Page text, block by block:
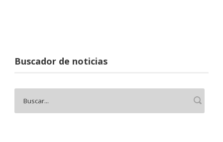
Buscador de noticias